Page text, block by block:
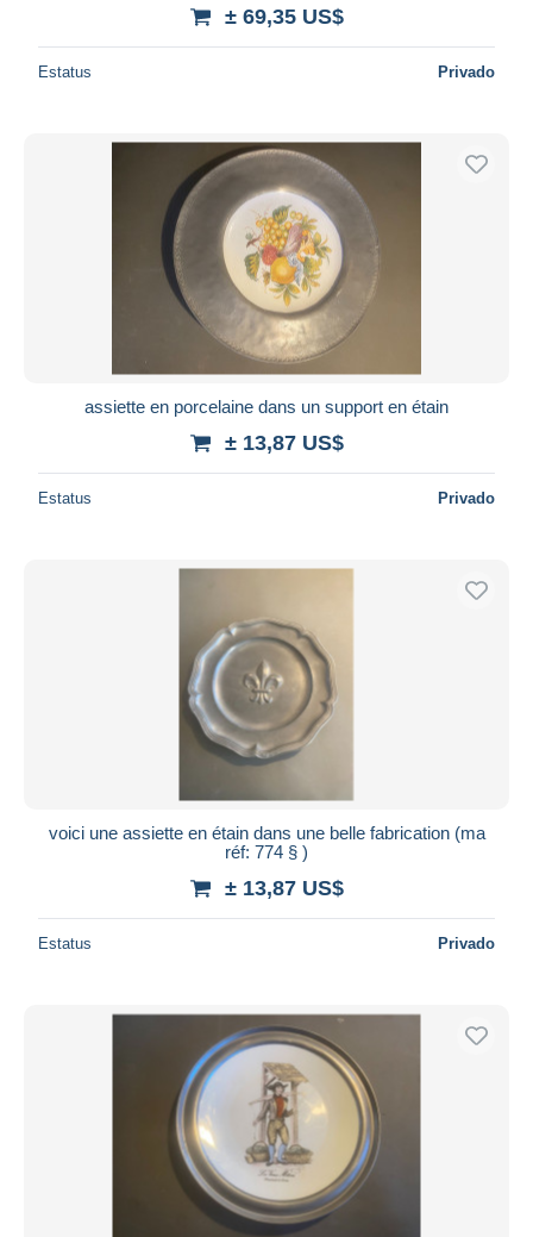
± 69,35 US$
Estatus Privado
assiette en porcelaine dans un support en étain
± 13,87 US$
Estatus Privado
voici une assiette en étain dans une belle fabrication (ma
réf: 774 § )
± 13,87 US$
Estatus Privado